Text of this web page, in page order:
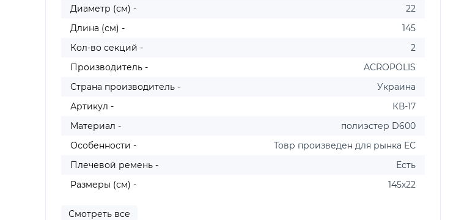
Диаметр (см) -
22
Длина (см) -
145
Кол-во секций -
2
Производитель -
ACROPOLIS
Страна производитель -
Украина
Артикул -
КВ-17
Материал -
полиэстер D600
Особенности -
Товр произведен для рынка ЕС
Плечевой ремень -
Есть
Размеры (см) -
145х22
Смотреть все